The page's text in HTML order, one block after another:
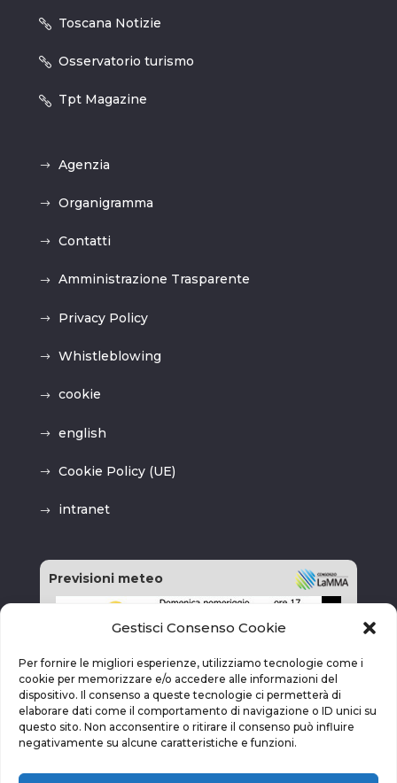
Gestisci Consenso Cookie
Per fornire le migliori esperienze, utilizziamo tecnologie come i
cookie per memorizzare e/o accedere alle informazioni del
dispositivo. Il consenso a queste tecnologie ci permetterà di
elaborare dati come il comportamento di navigazione o ID unici su
questo sito. Non acconsentire o ritirare il consenso può influire
negativamente su alcune caratteristiche e funzioni.
Toscana Notizie
Osservatorio turismo
Tpt Magazine
Agenzia
Organigramma
Contatti
Amministrazione Trasparente
Privacy Policy
Whistleblowing
cookie
english
Cookie Policy (UE)
intranet
Previsioni meteo